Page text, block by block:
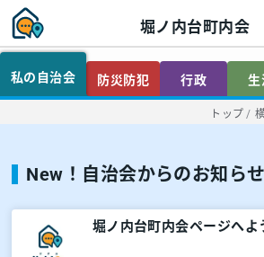
堀ノ内台町内会
私の自治会 防災防犯 行政 生
トップ /
New！自治会からのお知らせ
堀ノ内台町内会ページへよ